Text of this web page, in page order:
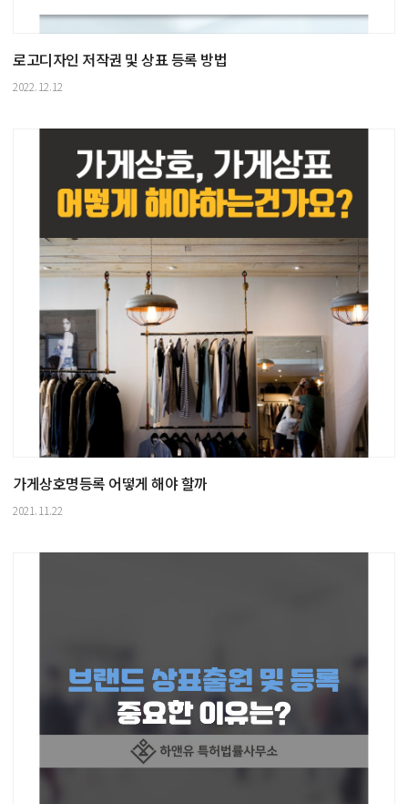
로고디자인 저작권 및 상표 등록 방법
2022.12.12
가게상호명등록 어떻게 해야 할까
2021.11.22